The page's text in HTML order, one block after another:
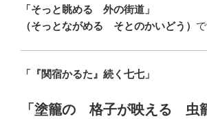
「そっと眺める 外の街道」
（そっとながめる そとのかいどう） で
「『関宿かるた』続く七七」
「塗籠の 格子が映える 虫